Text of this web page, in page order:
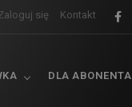
się Kontakt
DLA ABONENTA